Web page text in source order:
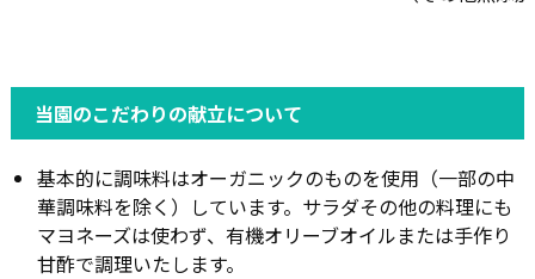
当園のこだわりの献立について
基本的に調味料はオーガニックのものを使用（一部の中
華調味料を除く）しています。サラダその他の料理にも
マヨネーズは使わず、有機オリーブオイルまたは手作り
甘酢で調理いたします。